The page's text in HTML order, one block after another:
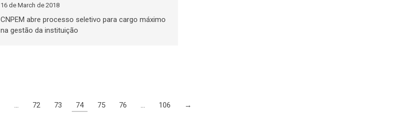
16 de March de 2018
CNPEM abre processo seletivo para cargo máximo
na gestão da instituição
… 72 73 74 75 76 … 106 →